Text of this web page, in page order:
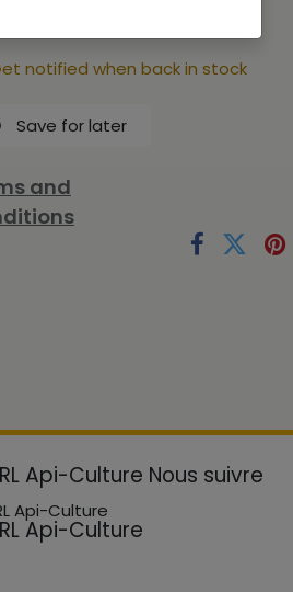
notified when back in stock
Save for later
and
Api-Culture Nous suivre
Api-Culture
Api-Culture